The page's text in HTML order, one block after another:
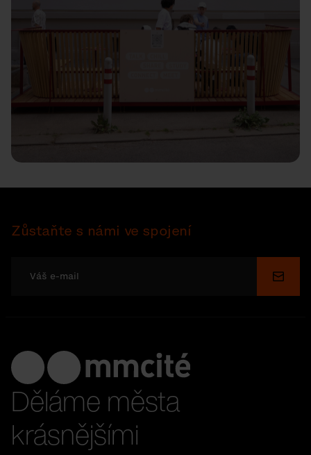
Zůstaňte s námi ve spojení
Děláme města
krásnějšími